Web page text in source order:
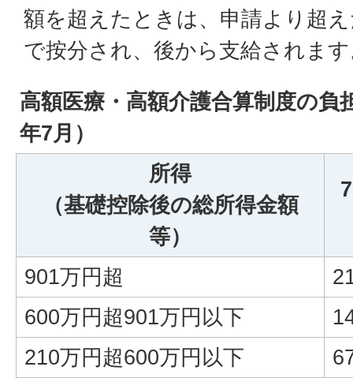
額を超えたときは、申請より超
で按分され、後から支給されま
高額医療・高額介護合算制度の負
年7月）
所得
（基礎控除後の総所得金額
等）
901万円超
600万円超901万円以下
210万円超600万円以下